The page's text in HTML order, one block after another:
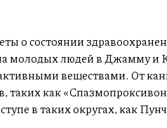
о состоянии
молодых людей в Джамму и
веществами. От
таких как
в таких округах, как